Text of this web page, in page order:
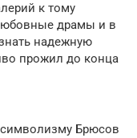
к тому
драмы и в
надежную
прожил до конца
символизму Брюсов